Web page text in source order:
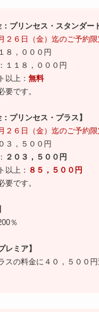
：プリンセス・スタンダー
２６日（金）迄のご予約
８，０００円
１１８，０００円
以上：無料
です。
：プリンセス・プラス】
２６日（金）迄のご予約
３，５００円
２０３，５００円
以上： ８５，５００円
です。
％
レミア】
スの料金に４０，５００